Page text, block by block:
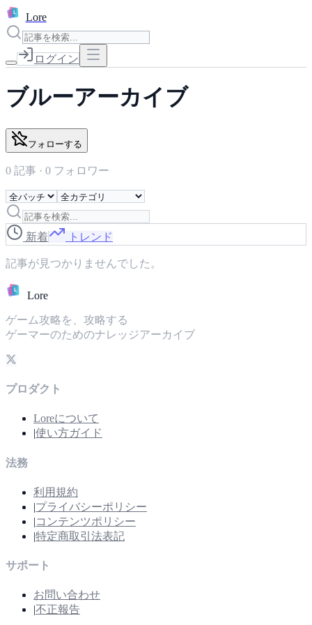
L Lore
ログイン
ブルーアーカイブ
フォローする
0 記事 · 0 フォロワー
新着 トレンド
記事が見つかりませんでした。
L
Lore
ゲーム攻略を、攻略する
ゲーマーのためのナレッジアーカイブ
プロダクト
Loreについて
|使い方ガイド
法務
利用規約
|プライバシーポリシー
|コンテンツポリシー
|特定商取引法表記
サポート
お問い合わせ
不正報告